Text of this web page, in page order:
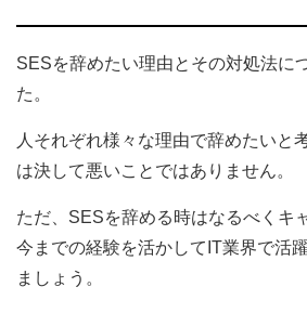
SESを辞めたい理由とその対処法に
た。
人それぞれ様々な理由で辞めたいと
は決して悪いことではありません。
ただ、SESを辞める時はなるべくキ
今までの経験を活かしてIT業界で活
ましょう。